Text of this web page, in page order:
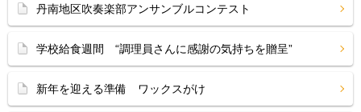
丹南地区吹奏楽部アンサンブルコンテスト
学校給食週間 “調理員さんに感謝の気持ちを贈呈”
新年を迎える準備 ワックスがけ